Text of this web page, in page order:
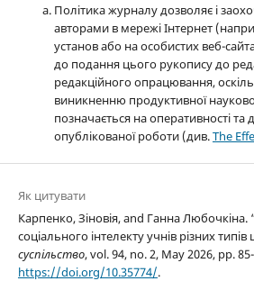
Політика журналу дозволяє і
авторами в мережі Інтернет
установ або на особистих веб-
до подання цього рукопису до
редакційного опрацювання,
виникненню продуктивної
позначається на оперативності та
опублікованої роботи (див.The
Як цитувати
Карпенко, Зіновія, and Ганна Любочкіна.
соціального інтелекту учнів різних типів
суспільство, vol. 94, no. 2, May 2026, pp.
https://doi.org/10.35774/.